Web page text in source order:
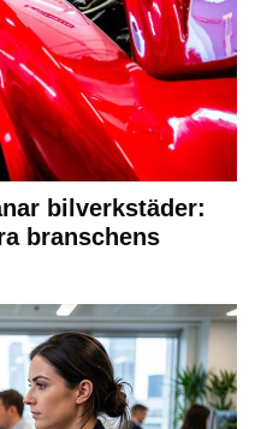
bilverkstäder:
branschens